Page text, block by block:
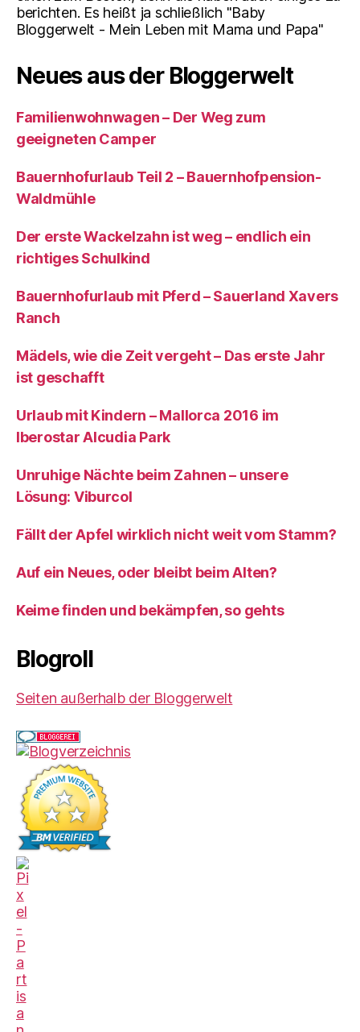
berichten. Es heißt ja schließlich "Baby
Bloggerwelt - Mein Leben mit Mama und Papa"
Neues aus der Bloggerwelt
Familienwohnwagen – Der Weg zum
geeigneten Camper
Bauernhofurlaub Teil 2 – Bauernhofpension-
Waldmühle
Der erste Wackelzahn ist weg – endlich ein
richtiges Schulkind
Bauernhofurlaub mit Pferd – Sauerland Xavers
Ranch
Mädels, wie die Zeit vergeht – Das erste Jahr
ist geschafft
Urlaub mit Kindern – Mallorca 2016 im
Iberostar Alcudia Park
Unruhige Nächte beim Zahnen – unsere
Lösung: Viburcol
Fällt der Apfel wirklich nicht weit vom Stamm?
Auf ein Neues, oder bleibt beim Alten?
Keime finden und bekämpfen, so gehts
Blogroll
Seiten außerhalb der Bloggerwelt